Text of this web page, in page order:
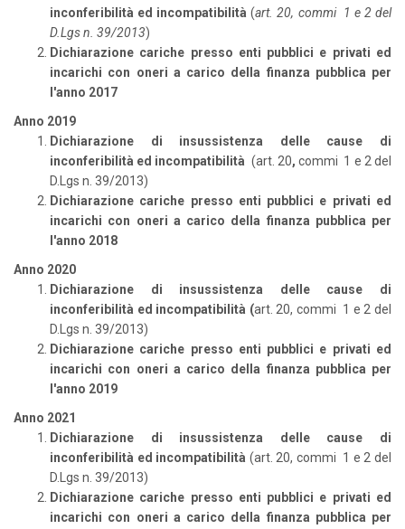
inconferibilità ed incompatibilità (art. 20, commi 1 e 2 del
D.Lgs n. 39/2013)
Dichiarazione cariche presso enti pubblici e privati ed
incarichi con oneri a carico della finanza pubblica per
l'anno 2017
Anno 2019
Dichiarazione di insussistenza delle cause di
inconferibilità ed incompatibilità (art. 20,commi 1 e 2 del
D.Lgs n. 39/2013)
Dichiarazione cariche presso enti pubblici e privati ed
incarichi con oneri a carico della finanza pubblica per
l'anno 2018
Anno 2020
Dichiarazione di insussistenza delle cause di
inconferibilità ed incompatibilità (art. 20, commi 1 e 2 del
D.Lgs n. 39/2013)
Dichiarazione cariche presso enti pubblici e privati ed
incarichi con oneri a carico della finanza pubblica per
l'anno 2019
Anno 2021
Dichiarazione di insussistenza delle cause di
inconferibilità ed incompatibilità (art. 20, commi 1 e 2 del
D.Lgs n. 39/2013)
Dichiarazione cariche presso enti pubblici e privati ed
incarichi con oneri a carico della finanza pubblica per